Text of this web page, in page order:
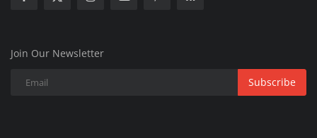
Join Our Newsletter
Subscribe